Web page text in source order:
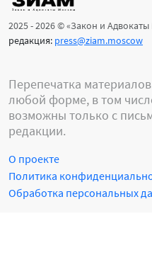
2025 - 2026 © «Закон и
редакция: press@ziam.moscow
Перепечатка
любой форме, в том
возможны только с
редакции.
О проекте
Политика
Обработка персональных